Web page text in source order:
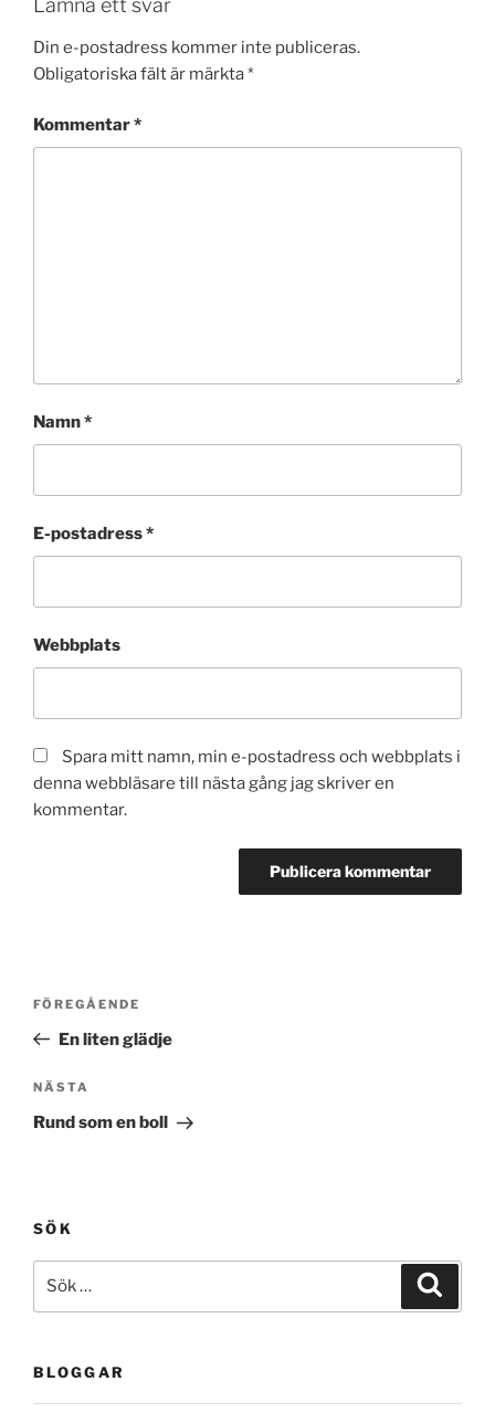
Lämna ett svar
Din e-postadress kommer inte publiceras.
Obligatoriska fält är märkta*
Kommentar*
Namn*
E-postadress*
Webbplats
Spara mitt namn, min e-postadress och webbplats i
denna webbläsare till nästa gång jag skriver en
kommentar.
Inläggsnavigering
Föregående
inlägg
FÖREGÅENDE
En liten glädje
Nästa
inlägg
NÄSTA
Rund som en boll
SÖK
efter:
BLOGGAR